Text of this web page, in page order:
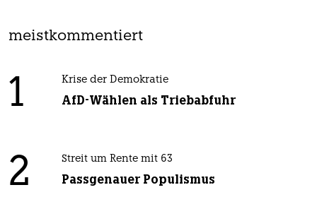
meistkommentiert
1 Krise der Demokratie
AfD-Wählen als Triebabfuhr
2 Streit um Rente mit 63
Passgenauer Populismus